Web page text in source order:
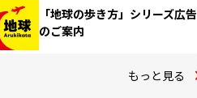
「地球の歩き方」シリーズ広告
のご案内
もっと見る